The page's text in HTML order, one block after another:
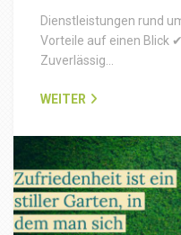
Dienstleistungen rund
Vorteile auf einen Blick
Zuverlässig…
WEITER